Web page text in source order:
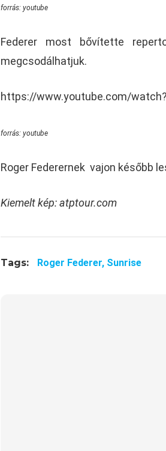
forrás: youtube
Federer most bővítette
megcsodálhatjuk.
https://www.youtube.com/
forrás: youtube
Roger Federernek vajon később
Kiemelt kép: atptour.com
Tags: Roger Federer, Sunrise